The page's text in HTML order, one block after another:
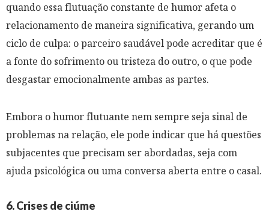
quando essa flutuação constante de humor afeta o
relacionamento de maneira significativa, gerando um
ciclo de culpa: o parceiro saudável pode acreditar que é
a fonte do sofrimento ou tristeza do outro, o que pode
desgastar emocionalmente ambas as partes.
Embora o humor flutuante nem sempre seja sinal de
problemas na relação, ele pode indicar que há questões
subjacentes que precisam ser abordadas, seja com
ajuda psicológica ou uma conversa aberta entre o casal.
6. Crises de ciúme